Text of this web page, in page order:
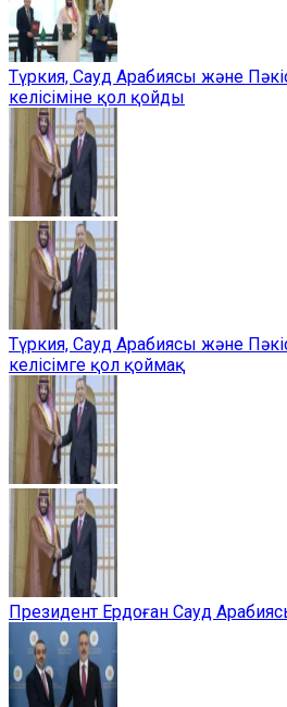
Түркия, Сауд Арабиясы және
келісіміне қол қойды
Түркия, Сауд Арабиясы және
келісімге қол қоймақ
Президент Ердоған Сауд